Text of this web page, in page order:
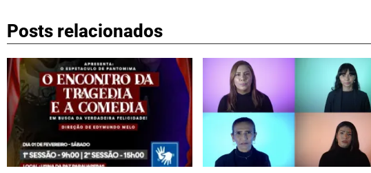
Posts relacionados